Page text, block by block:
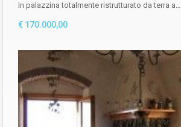
In palazzina totalmente ristrutturato da terra a…
€ 170.000,00